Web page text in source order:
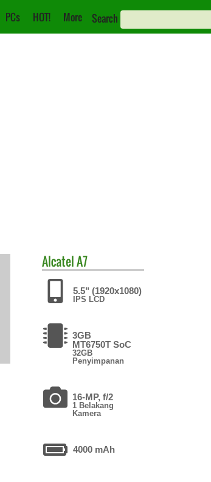
PCs HOT! More Search
AlcatelA7
5.5" (1920x1080)
IPS LCD
3GB
MT6750T SoC
32GB
Penyimpanan
16-MP, f/2
1 Belakang
Kamera
4000 mAh